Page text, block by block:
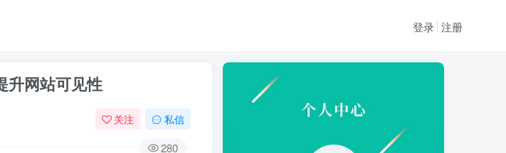
登录 注册
升网站可见性
关注 私信
280